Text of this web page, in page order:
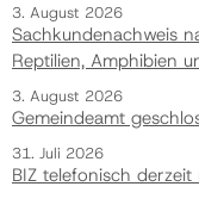
3. August 2026
Sachkundenachweis
Reptilien, Amphibien
3. August 2026
Gemeindeamt
31. Juli 2026
BIZ telefonisch